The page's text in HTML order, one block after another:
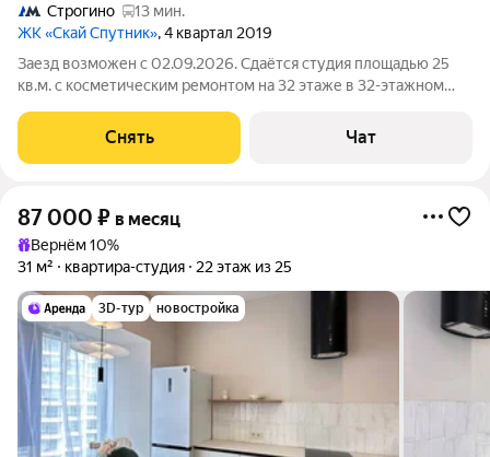
Строгино
13 мин.
ЖК «Скай Спутник», 4 квартал 2019
Заезд возможен с 02.09.2026. Сдаётся студия площадью 25
кв.м. с косметическим ремонтом на 32 этаже в 32-этажном
Холодильник Дом - монолитный, окна выходят на улицу. Есть
консьерж. В подъезде 4
Снять Чат
87 000 ₽ в месяц
Вернём 10%
31 м²
квартира-студия 22 этаж из 25
3D-тур новостройка